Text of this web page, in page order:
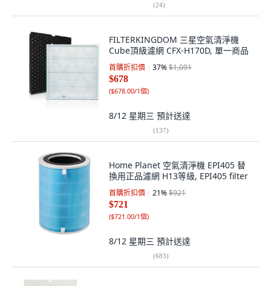
(24)
FILTERKINGDOM 三星空氣清淨機
Cube頂級濾網 CFX-H170D, 單一商品
首購折扣價 37%$1,091
$678
($678.00/1個)
8/12 星期三 預計送達
(137)
Home Planet 空氣清淨機 EPI405 替
換用正品濾網 H13等級, EPI405 filter
首購折扣價 21%$921
$721
($721.00/1個)
8/12 星期三 預計送達
(683)